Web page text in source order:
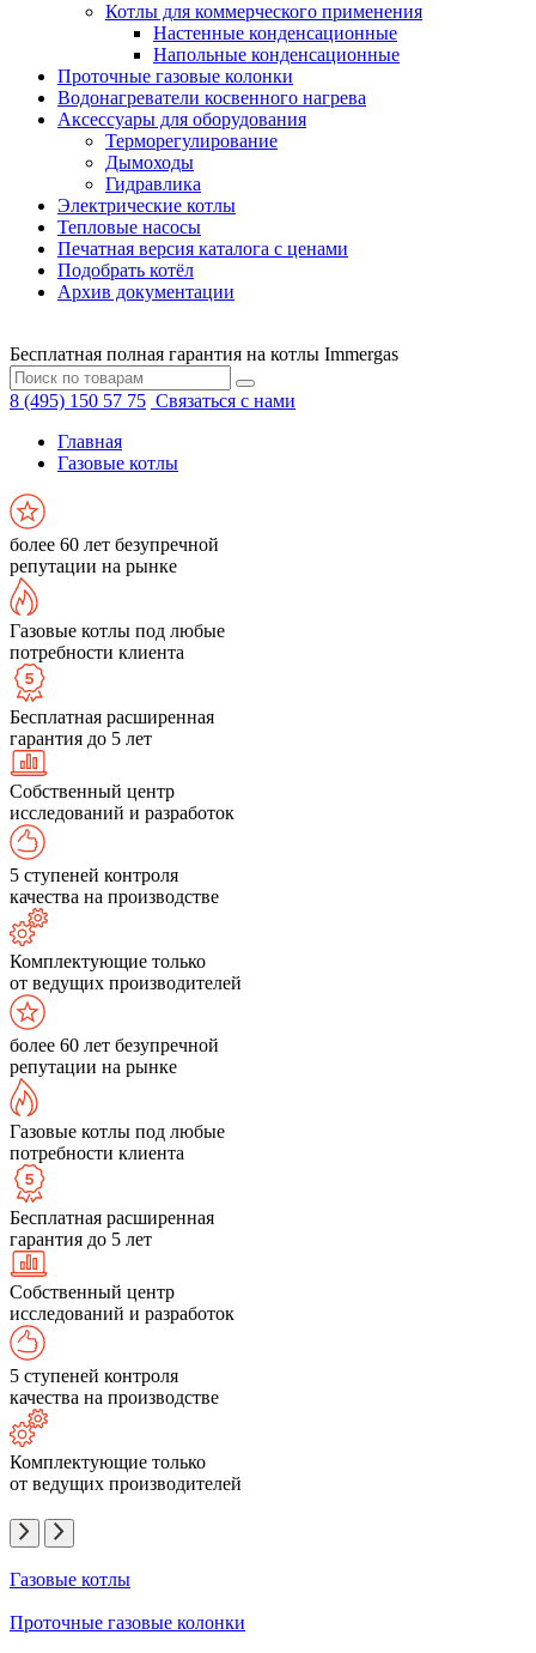
Котлы для коммерческого применения
Настенные конденсационные
Напольные конденсационные
Проточные газовые колонки
Водонагреватели косвенного нагрева
Аксессуары для оборудования
Терморегулирование
Дымоходы
Гидравлика
Электрические котлы
Тепловые насосы
Печатная версия каталога с ценами
Подобрать котёл
Архив документации
Бесплатная полная гарантия на котлы Immergas
8 (495) 150 57 75 Связаться с нами
Главная
Газовые котлы
более 60 лет безупречной
репутации на рынке
Газовые котлы под любые
потребности клиента
Бесплатная расширенная
гарантия до 5 лет
Собственный центр
исследований и разработок
5 ступеней контроля
качества на производстве
Комплектующие только
от ведущих производителей
более 60 лет безупречной
репутации на рынке
Газовые котлы под любые
потребности клиента
Бесплатная расширенная
гарантия до 5 лет
Собственный центр
исследований и разработок
5 ступеней контроля
качества на производстве
Комплектующие только
от ведущих производителей
Газовые котлы
Проточные газовые колонки